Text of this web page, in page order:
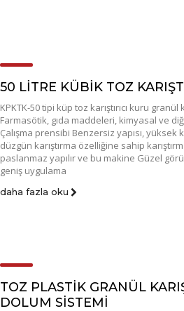
50 LİTRE KÜBİK TOZ
KPKTK-50 tipi küp toz karıştırıcı kuru granül
Farmasötik, gıda maddeleri, kimyasal ve
Çalışma prensibi Benzersiz yapısı, yüksek
düzgün karıştırma özelliğine sahip
paslanmaz yapılır ve bu makine Güzel
geniş uygulama
daha fazla oku
TOZ PLASTİK GRANÜL
DOLUM SİSTEMİ